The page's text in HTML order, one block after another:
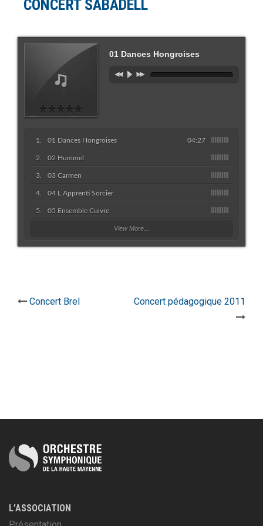
CONCERT SABADELL
01 Dances Hongroises
01 Dances Hongroises 04:27
02 Hummel
03 Carmen
04 L Apprenti Sorcier
05 Ensemble Cuivre
View More...
Navigation
Concert Brel Concert pédagogique 2011
L’ASSOCIATION